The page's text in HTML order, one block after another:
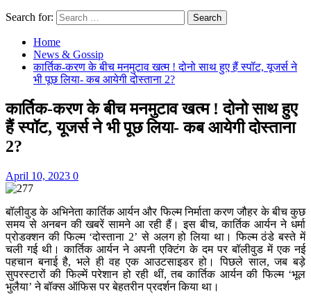
Search for:
Home
News & Gossip
कार्तिक-करण के बीच मनमुटाव खत्म ! दोनो साथ हुए हैं स्पॉट, यूजर्स ने
भी पूछ लिया- कब आयेगी दोस्ताना 2?
कार्तिक-करण के बीच मनमुटाव खत्म ! दोनो साथ हुए
हैं स्पॉट, यूजर्स ने भी पूछ लिया- कब आयेगी दोस्ताना
2?
April 10, 2023 0
बॉलीवुड के अभिनेता कार्तिक आर्यन और फिल्म निर्माता करण जौहर के बीच कुछ
समय से अनबन की खबरें सामने आ रही हैं। इस बीच, कार्तिक आर्यन ने धर्मा
प्रोडक्शन की फिल्म ‘दोस्ताना 2’ से अलग हो लिया था। फिल्म ठंडे बस्ते में
चली गई थी। कार्तिक आर्यन ने अपनी एक्टिंग के दम पर बॉलीवुड में एक नई
पहचान बनाई है, भले ही वह एक आउटसाइडर हो। पिछले साल, जब बड़े
सुपरस्टारों की फिल्में परेशान हो रही थीं, तब कार्तिक आर्यन की फिल्म ‘भूल
भुलैया’ ने बॉक्स ऑफिस पर बेहतरीन प्रदर्शन किया था।